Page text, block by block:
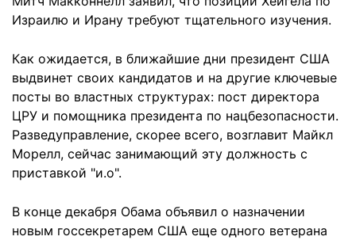
Израилю и Ирану требуют тщательного изучения.
Как ожидается, в ближайшие дни президент США
выдвинет своих кандидатов и на другие ключевые
посты во властных структурах: пост директора
ЦРУ и помощника президента по нацбезопасности.
Разведуправление, скорее всего, возглавит Майкл
Морелл, сейчас занимающий эту должность с
приставкой "и.о".
В конце декабря Обама объявил о назначении
новым госсекретарем США еще одного ветерана